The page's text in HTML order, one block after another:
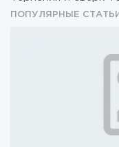
ПОПУЛЯРНЫЕ СТАТЬИ